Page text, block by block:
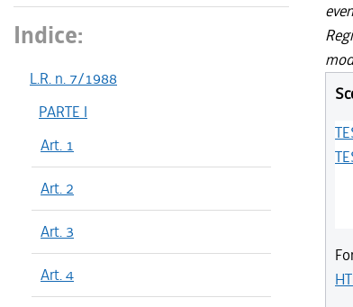
Indice:
L.R. n. 7/1988
PARTE I
Art. 1
Art. 2
Art. 3
Art. 4